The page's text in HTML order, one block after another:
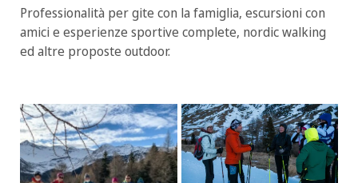
Professionalità per gite con la famiglia, escursioni con
amici e esperienze sportive complete, nordic walking
ed altre proposte outdoor.